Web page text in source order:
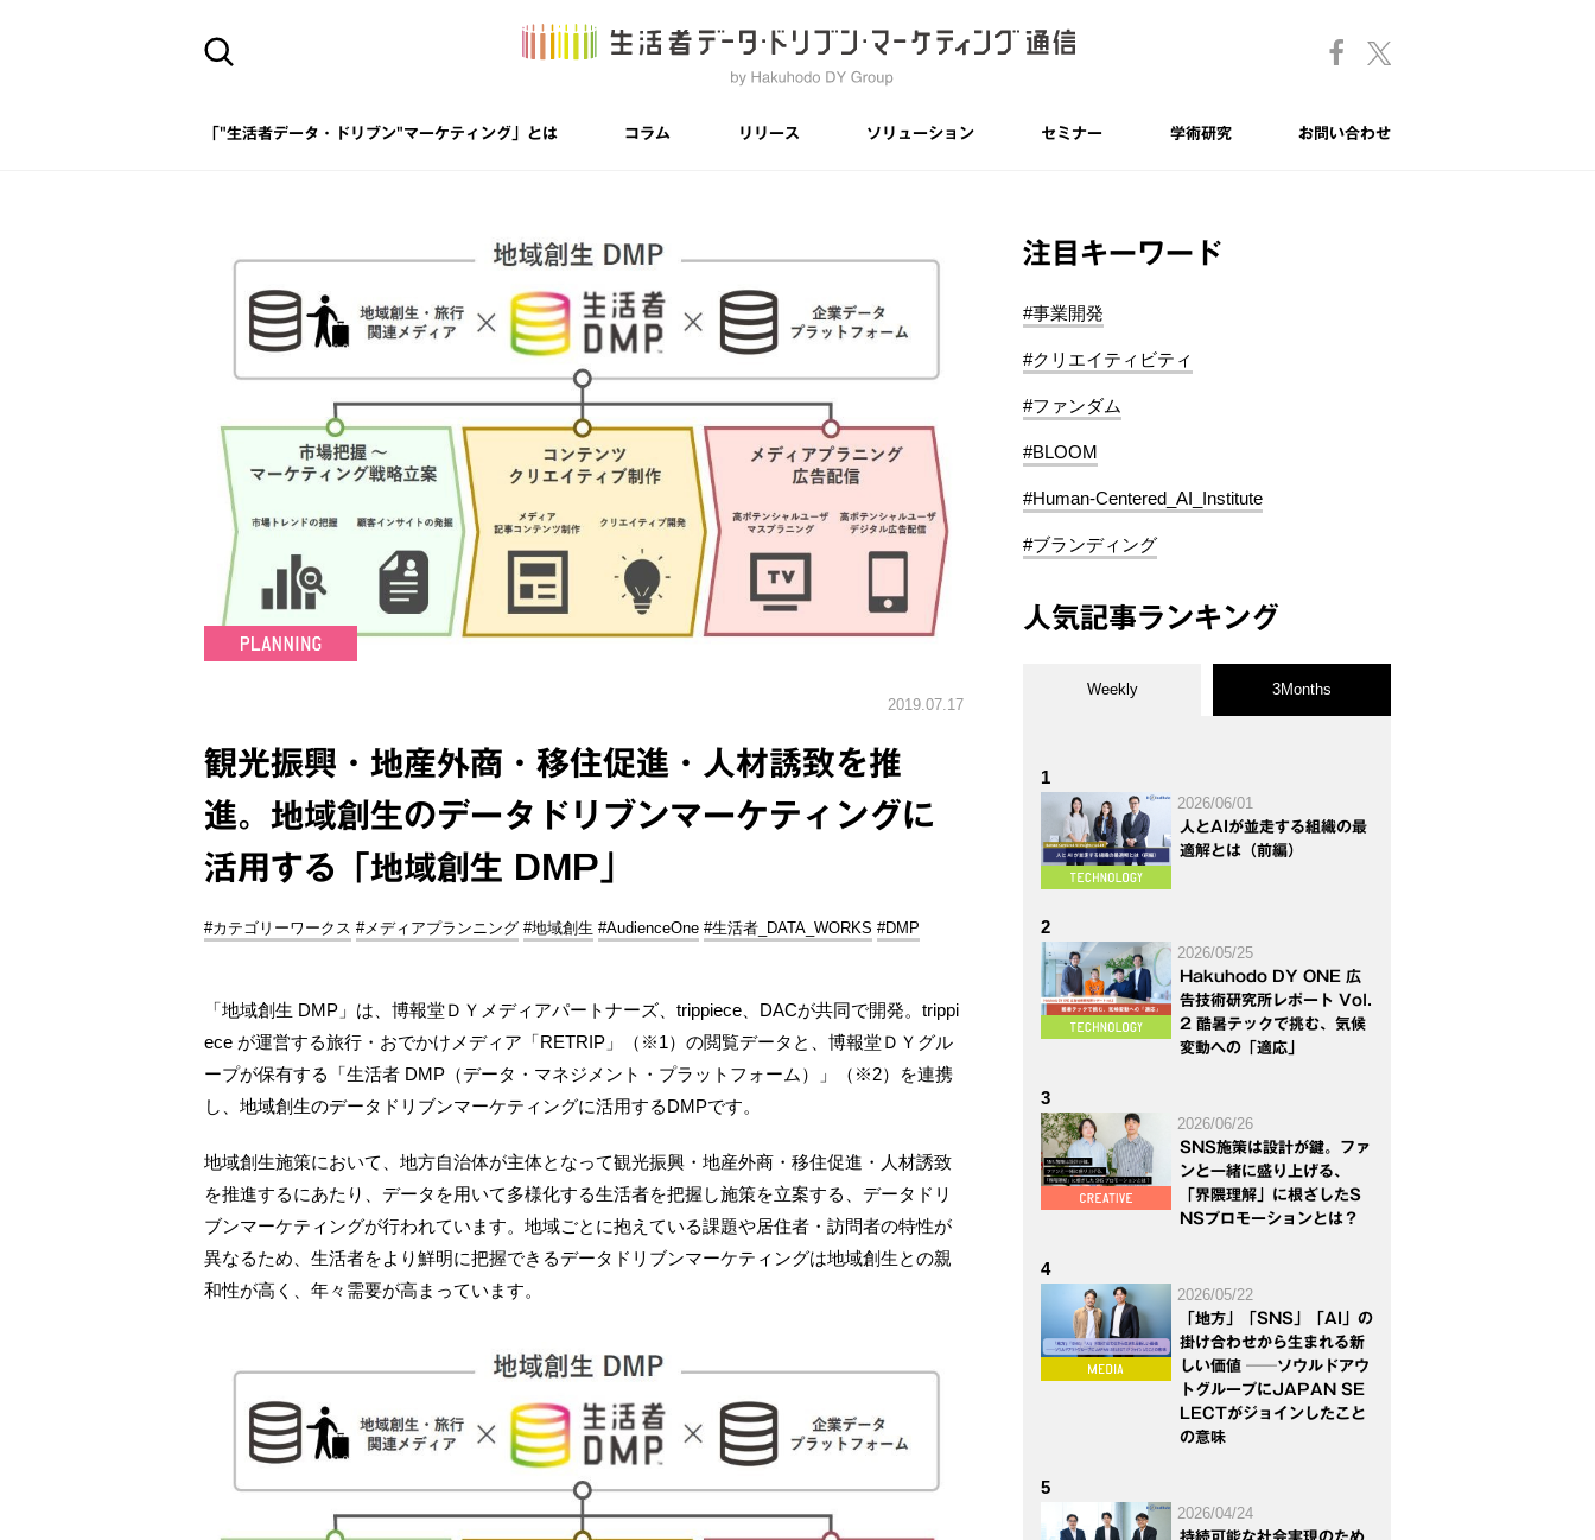
「"生活者データ・ドリブン"マーケティング」とは コラム リリース ソリューション セミナー 学術研究 お問い合わせ
2019.07.17
観光振興・地産外商・移住促進・人材誘致を推
進。地域創生のデータドリブンマーケティングに
活用する「地域創生 DMP」
#カテゴリーワークス #メディアプランニング #地域創生 #AudienceOne #生活者_DATA_WORKS #DMP
「地域創生 DMP」は、博報堂ＤＹメディアパートナーズ、trippiece、DACが共同で開発。trippi
ece が運営する旅行・おでかけメディア「RETRIP」（※1）の閲覧データと、博報堂ＤＹグル
ープが保有する「生活者 DMP（データ・マネジメント・プラットフォーム）」（※2）を連携
し、地域創生のデータドリブンマーケティングに活用するDMPです。
地域創生施策において、地方自治体が主体となって観光振興・地産外商・移住促進・人材誘致
を推進するにあたり、データを用いて多様化する生活者を把握し施策を立案する、データドリ
ブンマーケティングが行われています。地域ごとに抱えている課題や居住者・訪問者の特性が
異なるため、生活者をより鮮明に把握できるデータドリブンマーケティングは地域創生との親
和性が高く、年々需要が高まっています。
注目キーワード
#事業開発
#クリエイティビティ
#ファンダム
#BLOOM
#Human-Centered_AI_Institute
#ブランディング
人気記事ランキング
Weekly 3Months
1
2026/06/01
人とAIが並走する組織の最
適解とは（前編）
2
2026/05/25
Hakuhodo DY ONE 広
告技術研究所レポート Vol.
2 酷暑テックで挑む、気候
変動への「適応」
3
2026/06/26
SNS施策は設計が鍵。ファ
ンと一緒に盛り上げる、
「界隈理解」に根ざしたS
NSプロモーションとは？
4
2026/05/22
「地方」「SNS」「AI」の
掛け合わせから生まれる新
しい価値 ──ソウルドアウ
トグループにJAPAN SE
LECTがジョインしたこと
の意味
5
2026/04/24